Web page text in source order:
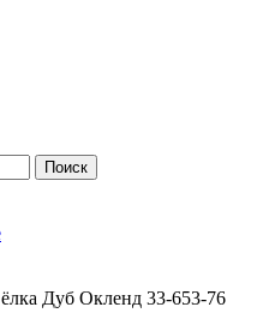
Дуб Окленд 33-653-76